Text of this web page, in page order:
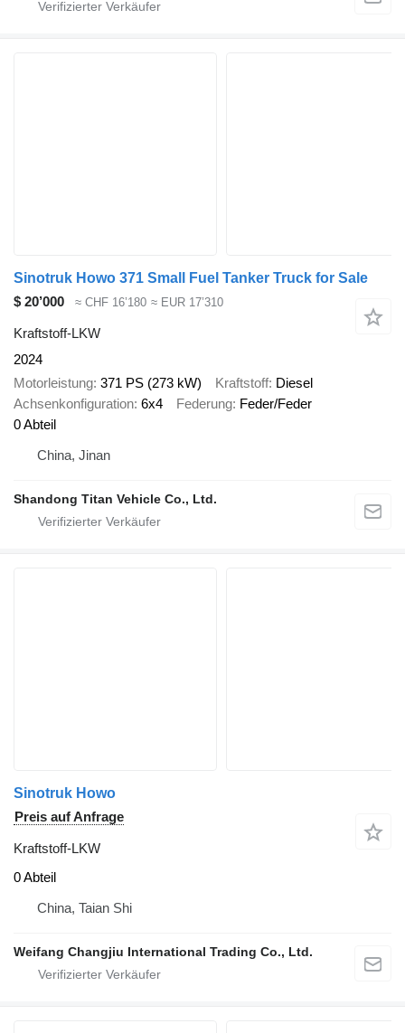
Sinotruk Howo 371 Small Fuel Tanker Truck for Sale
$ 20’000
≈ CHF 16’180 ≈ EUR 17’310
Kraftstoff-LKW
2024
Motorleistung 371 PS (273 kW) Kraftstoff Diesel
Achsenkonfiguration 6x4 Federung Feder/Feder
0 Abteil
China, Jinan
Shandong Titan Vehicle Co., Ltd.
Sinotruk Howo
Preis auf Anfrage
Kraftstoff-LKW
0 Abteil
China, Taian Shi
Weifang Changjiu International Trading Co., Ltd.